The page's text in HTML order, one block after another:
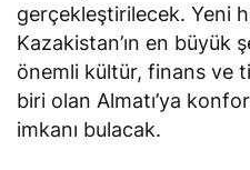
gerçekleştirilecek. Yeni
Kazakistan’ın en büyük
önemli kültür, finans ve
biri olan Almatı’ya
imkanı bulacak.